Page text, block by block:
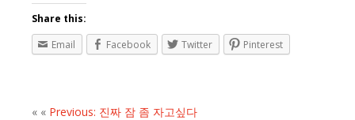
Share this:
Email
Facebook Twitter Pinterest
« « Previous: 진짜 잠 좀 자고싶다